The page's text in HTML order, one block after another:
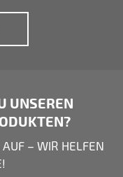
UNSEREN
– WIR HELFEN